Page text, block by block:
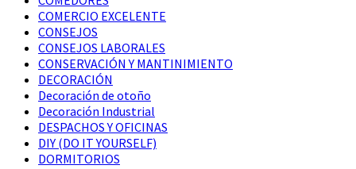
COMERCIO EXCELENTE
CONSEJOS
CONSEJOS LABORALES
CONSERVACIÓN Y MANTINIMIENTO
DECORACIÓN
Decoración de otoño
Decoración Industrial
DESPACHOS Y OFICINAS
DIY (DO IT YOURSELF)
DORMITORIOS